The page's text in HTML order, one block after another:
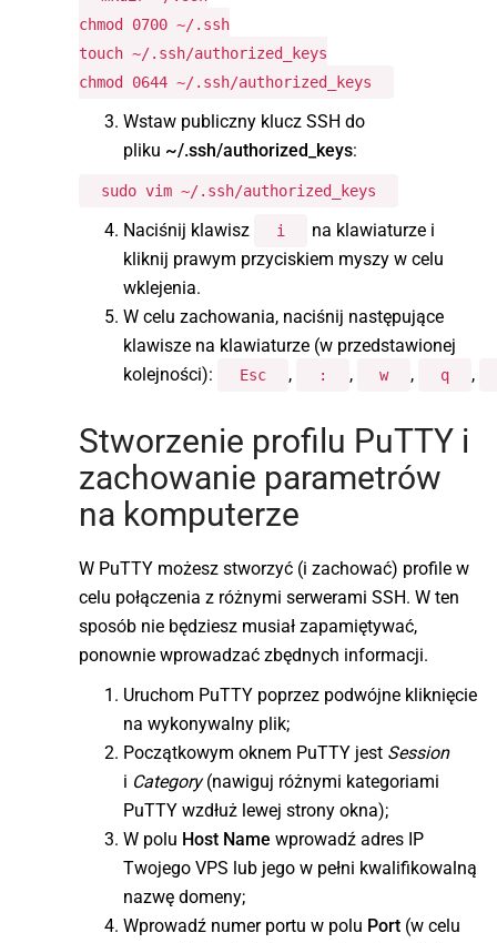
chmod 0700 ~/.ssh
touch ~/.ssh/authorized_keys
chmod 0644 ~/.ssh/authorized_keys
Wstaw publiczny klucz SSH do
pliku ~/.ssh/authorized_keys:
sudo vim ~/.ssh/authorized_keys
Naciśnij klawisz i
na klawiaturze i
kliknij prawym przyciskiem myszy w celu
wklejenia.
W celu zachowania, naciśnij następujące
klawisze na klawiaturze (w przedstawionej
kolejności):
Esc , : , w , q ,
Stworzenie profilu PuTTY i
zachowanie parametrów
na komputerze
W PuTTY możesz stworzyć (i zachować) profile w
celu połączenia z różnymi serwerami SSH. W ten
sposób nie będziesz musiał zapamiętywać,
ponownie wprowadzać zbędnych informacji.
Uruchom PuTTY poprzez podwójne kliknięcie
na wykonywalny plik;
Początkowym oknem PuTTY jest Session
i Category(nawiguj różnymi kategoriami
PuTTY wzdłuż lewej strony okna);
W polu Host Name wprowadź adres IP
Twojego VPS lub jego w pełni kwalifikowalną
nazwę domeny;
Wprowadź numer portu w polu Port (w celu